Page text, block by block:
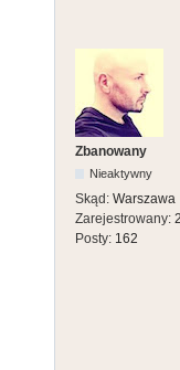
Zbanowany
Nieaktywny
Skąd: Warszawa
Zarejestrowany:
Posty: 162